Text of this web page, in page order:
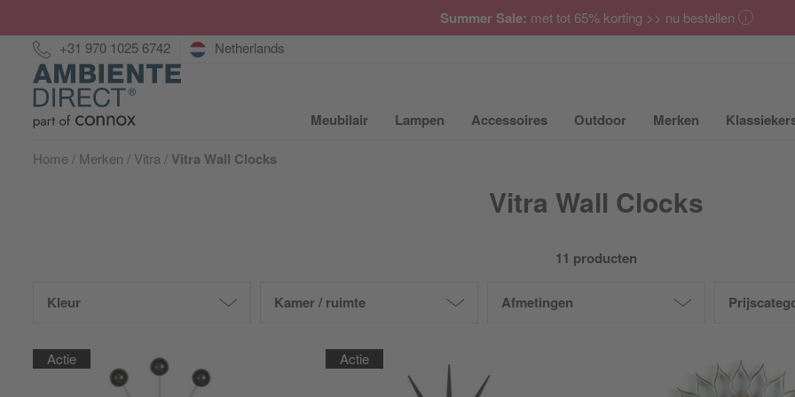
Summer Sale: met tot 65% korting >> nu bestellen
Hotline:
+31 970 1025 6742 Netherlands
Home
Meubilair Submenu van Meubilair uit- of inklappen
Lampen Submenu van Lampen uit- of inklappen
Accessoires Submenu van Accessoires uit- of
Outdoor Submenu van Outdoor
Merken Submenu
Home Merken Vitra Vitra Wall Clocks
Vitra Wall Clocks
11 producten
Kleur Kamer / ruimte Afmetingen
Actie Actie